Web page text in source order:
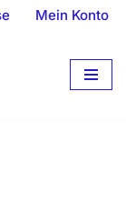
Mein Konto